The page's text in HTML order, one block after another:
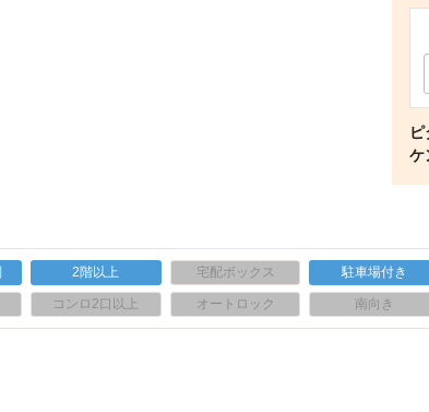
2階以上 宅配ボックス 駐車場付き
コンロ2口以上 オートロック 南向き